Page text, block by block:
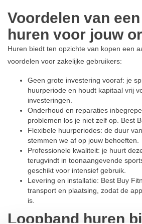
Voordelen van
huren voor jouw
Huren biedt ten opzichte van kopen een
voordelen voor zakelijke gebruikers:
Geen grote investering vooraf: je
huurperiode en houdt kapitaal vrij
investeringen.
Onderhoud en reparaties
problemen los je niet zelf op. Best
Flexibele huurperiodes: de duur
stemmen we af op jouw behoeften.
Professionele kwaliteit: je huurt
terugvindt in toonaangevende
geschikt voor intensief gebruik.
Levering en installatie: Best Buy
transport en plaatsing, zodat de
is.
Loopband huren